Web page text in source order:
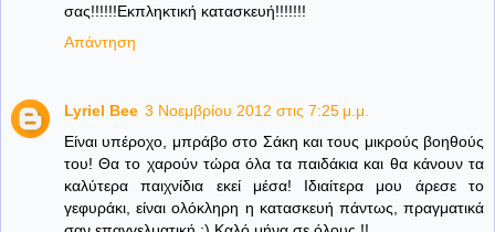
σας!!!!!!Εκπληκτική κατασκευή!!!!!!!
Απάντηση
Lyriel Bee 3 Νοεμβρίου 2012 στις 7:25 μ.μ.
Είναι υπέροχο, μπράβο στο Σάκη και τους μικρούς βοηθούς
του! Θα το χαρούν τώρα όλα τα παιδάκια και θα κάνουν τα
καλύτερα παιχνίδια εκεί μέσα! Ιδιαίτερα μου άρεσε το
γεφυράκι, είναι ολόκληρη η κατασκευή πάντως, πραγματικά